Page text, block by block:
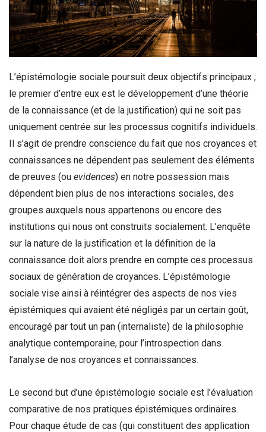
L’épistémologie sociale poursuit deux objectifs principaux ;
le premier d’entre eux est le développement d’une théorie
de la connaissance (et de la justification) qui ne soit pas
uniquement centrée sur les processus cognitifs individuels.
Il s’agit de prendre conscience du fait que nos croyances et
connaissances ne dépendent pas seulement des éléments
de preuves (ou evidences) en notre possession mais
dépendent bien plus de nos interactions sociales, des
groupes auxquels nous appartenons ou encore des
institutions qui nous ont construits socialement. L’enquête
sur la nature de la justification et la définition de la
connaissance doit alors prendre en compte ces processus
sociaux de génération de croyances. L’épistémologie
sociale vise ainsi à réintégrer des aspects de nos vies
épistémiques qui avaient été négligés par un certain goût,
encouragé par tout un pan (internaliste) de la philosophie
analytique contemporaine, pour l’introspection dans
l’analyse de nos croyances et connaissances.
Le second but d’une épistémologie sociale est l’évaluation
comparative de nos pratiques épistémiques ordinaires.
Pour chaque étude de cas (qui constituent des application